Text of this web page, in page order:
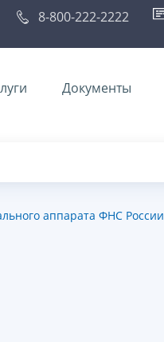
8-800-222-2222
Документы
аппарата ФНС России